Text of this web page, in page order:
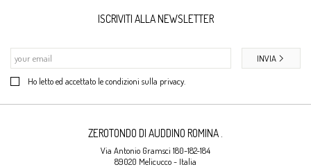
ISCRIVITI ALLA NEWSLETTER
Ho letto ed accettato le condizioni sulla privacy.
INVIA
ZEROTONDO DI AUDDINO ROMINA .
Via Antonio Gramsci 180-182-184
89020 Melicucco - Italia